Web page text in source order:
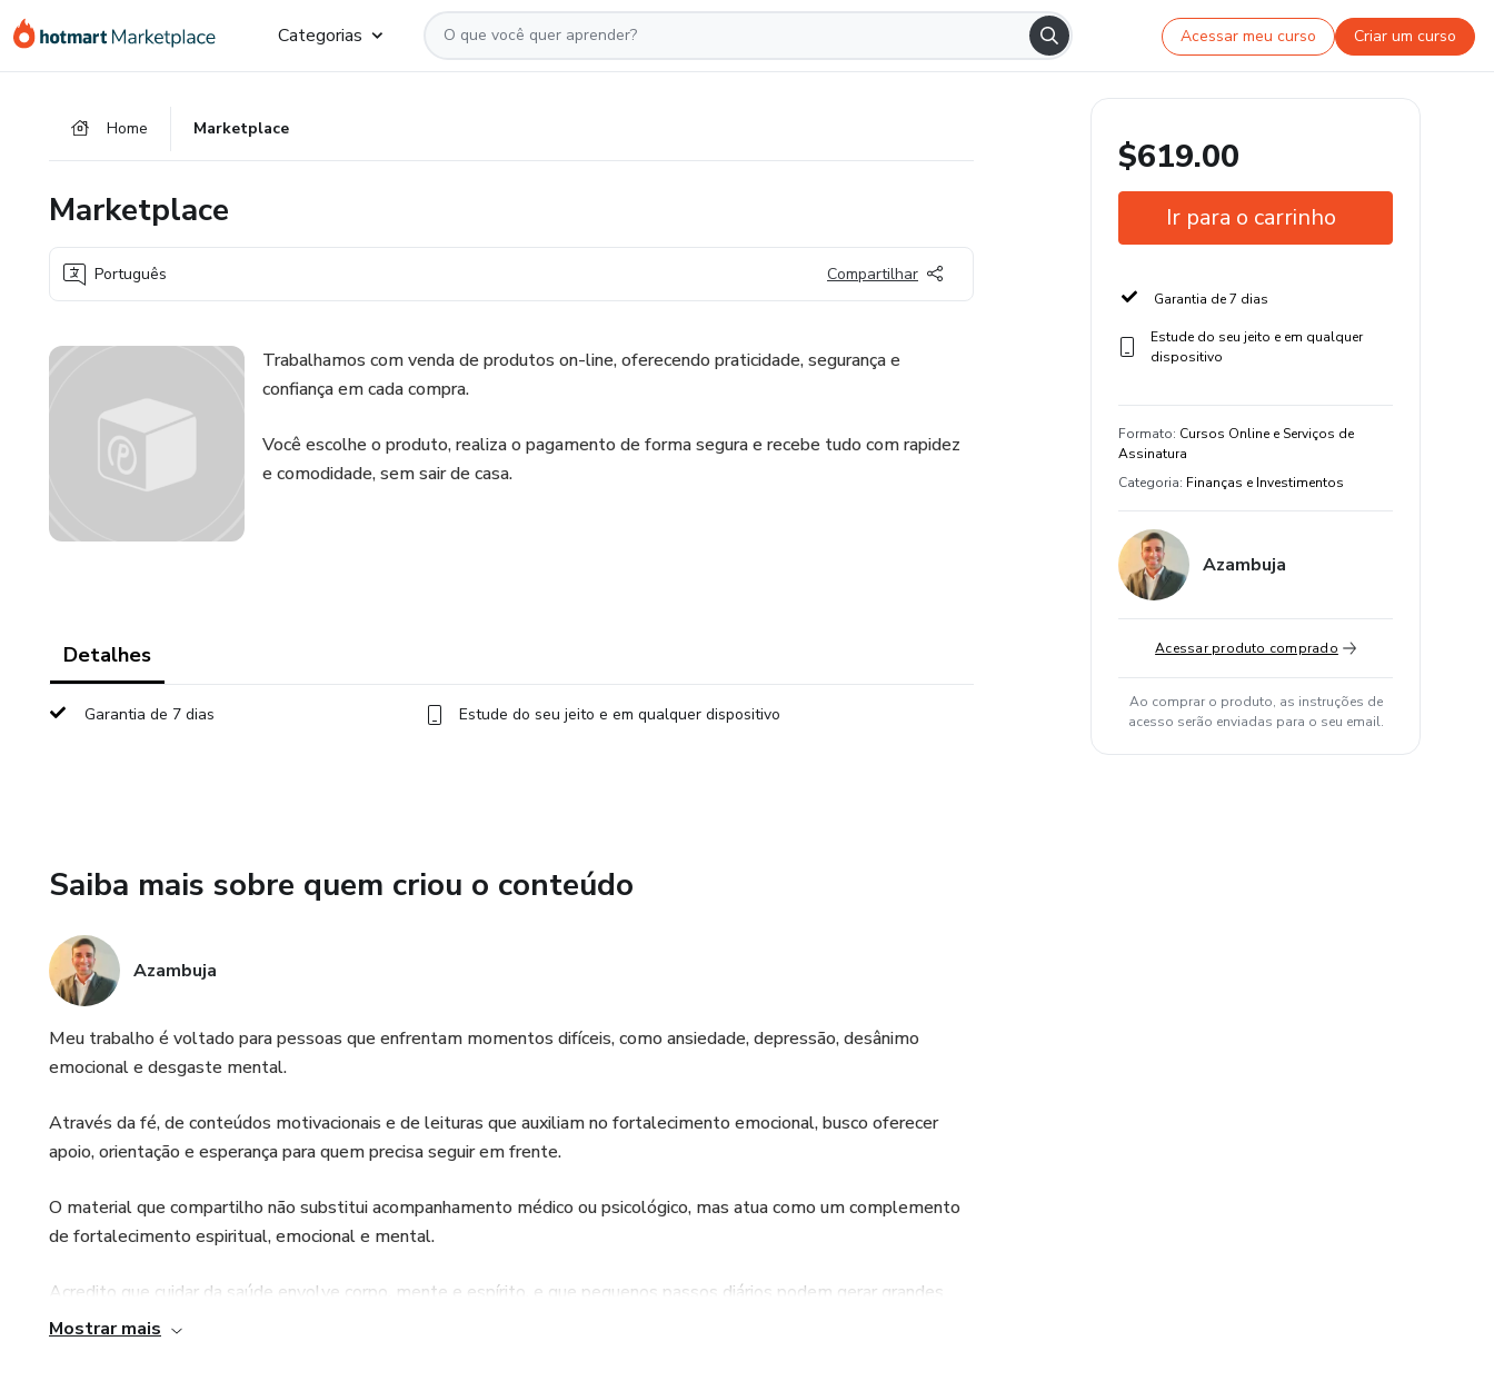
para
para
para
Categorias Acessar meu curso Criar um curso
Home Marketplace
Marketplace
Português Compartilhar
Trabalhamos com venda de produtos on-line, oferecendo praticidade, segurança e
confiança em cada compra.
Você escolhe o produto, realiza o pagamento de forma segura e recebe tudo com rapidez
e comodidade, sem sair de casa.
Detalhes
Garantia de 7 dias Estude do seu jeito e em qualquer dispositivo
Saiba mais sobre quem criou o conteúdo
Azambuja
Meu trabalho é voltado para pessoas que enfrentam momentos difíceis, como ansiedade, depressão, desânimo
emocional e desgaste mental.
Através da fé, de conteúdos motivacionais e de leituras que auxiliam no fortalecimento emocional, busco oferecer
apoio, orientação e esperança para quem precisa seguir em frente.
O material que compartilho não substitui acompanhamento médico ou psicológico, mas atua como um complemento
de fortalecimento espiritual, emocional e mental.
Acredito que cuidar da saúde envolve corpo, mente e espírito, e que pequenos passos diários podem gerar grandes
transformações.
Mostrar mais
$619.00
Ir para o carrinho
Garantia de 7 dias
Estude do seu jeito e em qualquer
dispositivo
Formato: Cursos Online e Serviços de
Assinatura
Categoria: Finanças e Investimentos
Azambuja
Acessar produto comprado
Ao comprar o produto, as instruções de
acesso serão enviadas para o seu email.